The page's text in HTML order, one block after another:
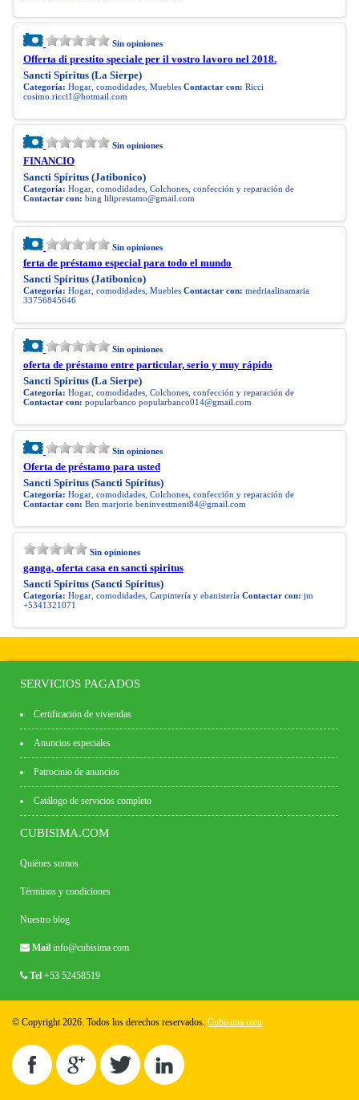
Sin opiniones
Offerta di prestito speciale per il vostro lavoro nel 2018.
Sancti Spíritus (La Sierpe)
Categoría: Hogar, comodidades, Muebles Contactar con: Ricci
cosimo.ricci1@hotmail.com
Sin opiniones
FINANCIO
Sancti Spíritus (Jatibonico)
Categoría: Hogar, comodidades, Colchones, confección y reparación de
Contactar con: bing liliprestamo@gmail.com
Sin opiniones
ferta de préstamo especial para todo el mundo
Sancti Spíritus (Jatibonico)
Categoría: Hogar, comodidades, Muebles Contactar con: medriaalinamaria
33756845646
Sin opiniones
oferta de préstamo entre particular, serio y muy rápido
Sancti Spíritus (La Sierpe)
Categoría: Hogar, comodidades, Colchones, confección y reparación de
Contactar con: popularbanco popularbanco014@gmail.com
Sin opiniones
Oferta de préstamo para usted
Sancti Spíritus (Sancti Spíritus)
Categoría: Hogar, comodidades, Colchones, confección y reparación de
Contactar con: Ben marjorie beninvestment84@gmail.com
Sin opiniones
ganga, oferta casa en sancti spiritus
Sancti Spíritus (Sancti Spíritus)
Categoría: Hogar, comodidades, Carpintería y ebanistería Contactar con: jm
+5341321071
SERVICIOS PAGADOS
Certificación de viviendas
Anuncios especiales
Patrocinio de anuncios
Catálogo de servicios completo
CUBISIMA.COM
Quiénes somos
Términos y condiciones
Nuestro blog
Mail info@cubisima.com
Tel +53 52458519
© Copyright 2026. Todos los derechos reservados. Cubisima.com